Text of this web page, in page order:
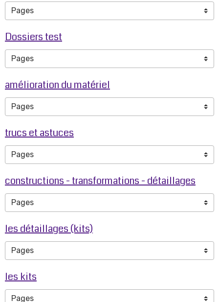
Dossiers test
amélioration du matériel
trucs et astuces
constructions - transformations - détaillages
les détaillages (kits)
les kits